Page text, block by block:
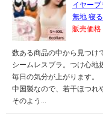
イヤー
無地 寝
販売価格
数ある商品の中から見つけ
シームレスブラ。つけ心地
毎日の気分が上がります。
中国製なので、若干ほつれ
そのよう...